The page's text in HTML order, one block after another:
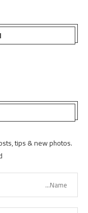
tips & new photos.